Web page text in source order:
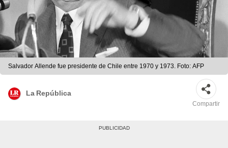
Salvador Allende fue presidente de Chile entre 1970 y 1973. Foto: AFP
La República
Compartir